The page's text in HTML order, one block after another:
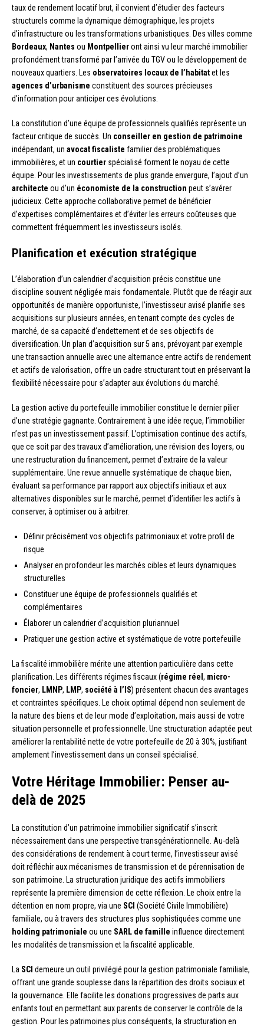
taux de rendement locatif brut, il convient d’étudier des facteurs
structurels comme la dynamique démographique, les projets
d’infrastructure ou les transformations urbanistiques. Des villes comme
Bordeaux, Nantes ou Montpellieront ainsi vu leur marché immobilier
profondément transformé par l’arrivée du TGV ou le développement de
nouveaux quartiers. Les observatoires locaux de l’habitatet les
agences d’urbanisme constituent des sources précieuses
d’information pour anticiper ces évolutions.
La constitution d’une équipe de professionnels qualifiés représente un
facteur critique de succès. Un conseiller en gestion de patrimoine
indépendant, un avocat fiscaliste familier des problématiques
immobilières, et un courtier spécialisé forment le noyau de cette
équipe. Pour les investissements de plus grande envergure, l’ajout d’un
architecte ou d’un économiste de la construction peut s’avérer
judicieux. Cette approche collaborative permet de bénéficier
d’expertises complémentaires et d’éviter les erreurs coûteuses que
commettent fréquemment les investisseurs isolés.
Planification et exécution stratégique
L’élaboration d’un calendrier d’acquisition précis constitue une
discipline souvent négligée mais fondamentale. Plutôt que de réagir aux
opportunités de manière opportuniste, l’investisseur avisé planifie ses
acquisitions sur plusieurs années, en tenant compte des cycles de
marché, de sa capacité d’endettement et de ses objectifs de
diversification. Un plan d’acquisition sur 5 ans, prévoyant par exemple
une transaction annuelle avec une alternance entre actifs de rendement
et actifs de valorisation, offre un cadre structurant tout en préservant la
flexibilité nécessaire pour s’adapter aux évolutions du marché.
La gestion active du portefeuille immobilier constitue le dernier pilier
d’une stratégie gagnante. Contrairement à une idée reçue, l’immobilier
n’est pas un investissement passif. L’optimisation continue des actifs,
que ce soit par des travaux d’amélioration, une révision des loyers, ou
une restructuration du financement, permet d’extraire de la valeur
supplémentaire. Une revue annuelle systématique de chaque bien,
évaluant sa performance par rapport aux objectifs initiaux et aux
alternatives disponibles sur le marché, permet d’identifier les actifs à
conserver, à optimiser ou à arbitrer.
Définir précisément vos objectifs patrimoniaux et votre profil de
risque
Analyser en profondeur les marchés cibles et leurs dynamiques
structurelles
Constituer une équipe de professionnels qualifiés et
complémentaires
Élaborer un calendrier d’acquisition pluriannuel
Pratiquer une gestion active et systématique de votre portefeuille
La fiscalité immobilière mérite une attention particulière dans cette
planification. Les différents régimes fiscaux (régime réel, micro-
foncier, LMNP, LMP, société à l’IS) présentent chacun des avantages
et contraintes spécifiques. Le choix optimal dépend non seulement de
la nature des biens et de leur mode d’exploitation, mais aussi de votre
situation personnelle et professionnelle. Une structuration adaptée peut
améliorer la rentabilité nette de votre portefeuille de 20 à 30%, justifiant
amplement l’investissement dans un conseil spécialisé.
Votre Héritage Immobilier: Penser au-
delà de 2025
La constitution d’un patrimoine immobilier significatif s’inscrit
nécessairement dans une perspective transgénérationnelle. Au-delà
des considérations de rendement à court terme, l’investisseur avisé
doit réfléchir aux mécanismes de transmission et de pérennisation de
son patrimoine. La structuration juridique des actifs immobiliers
représente la première dimension de cette réflexion. Le choix entre la
détention en nom propre, via une SCI (Société Civile Immobilière)
familiale, ou à travers des structures plus sophistiquées comme une
holding patrimoniale ou une SARL de famille influence directement
les modalités de transmission et la fiscalité applicable.
La SCI demeure un outil privilégié pour la gestion patrimoniale familiale,
offrant une grande souplesse dans la répartition des droits sociaux et
la gouvernance. Elle facilite les donations progressives de parts aux
enfants tout en permettant aux parents de conserver le contrôle de la
gestion. Pour les patrimoines plus conséquents, la structuration en